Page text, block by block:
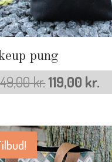
pung
kr.Den
pris
var:
119,00 kr.
er: